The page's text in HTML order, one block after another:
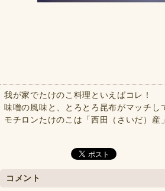
我が家でたけのこ料理といえばコレ！
味噌の風味と、とろとろ昆布がマッチし
モチロンたけのこは「西田（さいだ）産
コメント